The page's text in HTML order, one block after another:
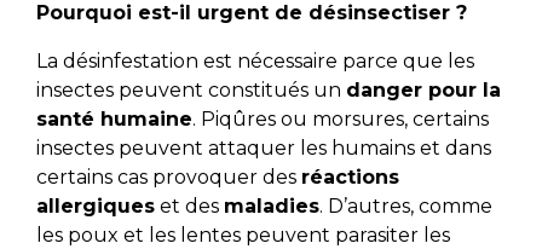
Pourquoi est-il urgent de désinsectiser ?
La désinfestation est nécessaire parce que les
insectes peuvent constitués un danger pour la
santé humaine. Piqûres ou morsures, certains
insectes peuvent attaquer les humains et dans
certains cas provoquer des réactions
allergiqueset des maladies. D’autres, comme
les poux et les lentes peuvent parasiter les